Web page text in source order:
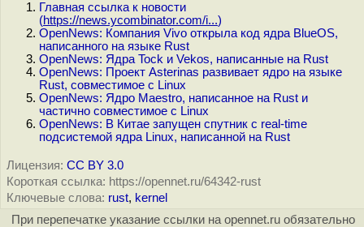
Главная ссылка к новости
(https://news.ycombinator.com/i...)
OpenNews: Компания Vivo открыла код ядра BlueOS,
написанного на языке Rust
OpenNews: Ядра Tock и Vekos, написанные на Rust
OpenNews: Проект Asterinas развивает ядро на языке
Rust, совместимое с Linux
OpenNews: Ядро Maestro, написанное на Rust и
частично совместимое с Linux
OpenNews: В Китае запущен спутник с real-time
подсистемой ядра Linux, написанной на Rust
Лицензия: CC BY 3.0
Короткая ссылка: https://opennet.ru/64342-rust
Ключевые слова: rust, kernel
При перепечатке указание ссылки на opennet.ru обязательно